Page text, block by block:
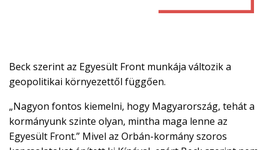
Beck szerint az Egyesült Front munkája változik a
geopolitikai környezettől függően.
„Nagyon fontos kiemelni, hogy Magyarország, tehát a
kormányunk szinte olyan, mintha maga lenne az
Egyesült Front.” Mivel az Orbán-kormány szoros